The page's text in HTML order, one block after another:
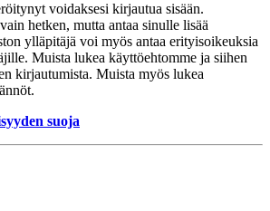
voidaksesi kirjautua sisään.
hetken, mutta antaa sinulle lisää
ylläpitäjä voi myös antaa erityisoikeuksia
Muista lukea käyttöehtomme ja siihen
kirjautumista. Muista myös lukea
suoja